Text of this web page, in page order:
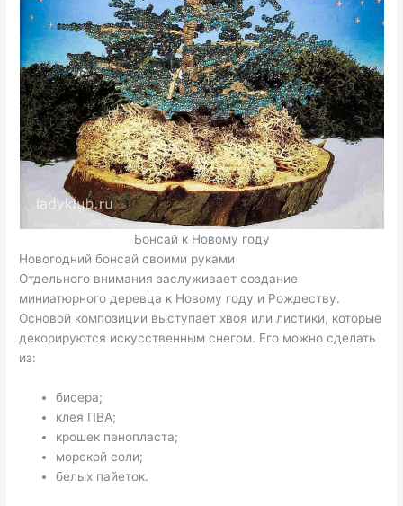
Бонсай к Новому году
Новогодний бонсай своими руками
Отдельного внимания заслуживает создание
миниатюрного деревца к Новому году и Рождеству.
Основой композиции выступает хвоя или листики, которые
декорируются искусственным снегом. Его можно сделать
из:
бисера;
клея ПВА;
крошек пенопласта;
морской соли;
белых пайеток.